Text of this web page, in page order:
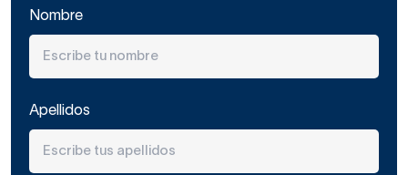
Nombre
Apellidos